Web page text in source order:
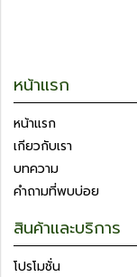
หน้าแรก
หน้าแรก
เกียวกับเรา
บทความ
คำถามที่พบบ่อย
สินค้าและบริการ
โปรโมชั่น